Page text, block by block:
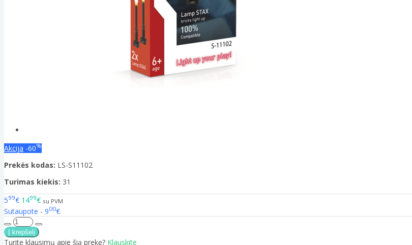
Akcija -60%
Prekės kodas: LS-S11102
Turimas kiekis: 31
599€ 1499€ su PVM
Sutaupote - 900€
Turite klausimų apie šią prekę? Klauskite